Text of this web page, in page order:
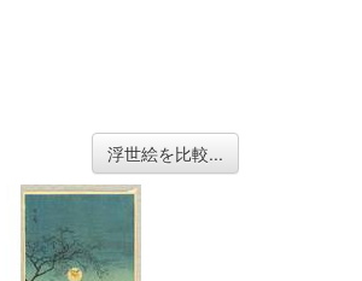
浮世絵を比較...